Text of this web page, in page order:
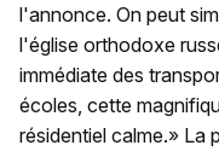
l'annonce. On peut
l'église orthodoxe
immédiate des
écoles, cette
résidentiel calme.» La